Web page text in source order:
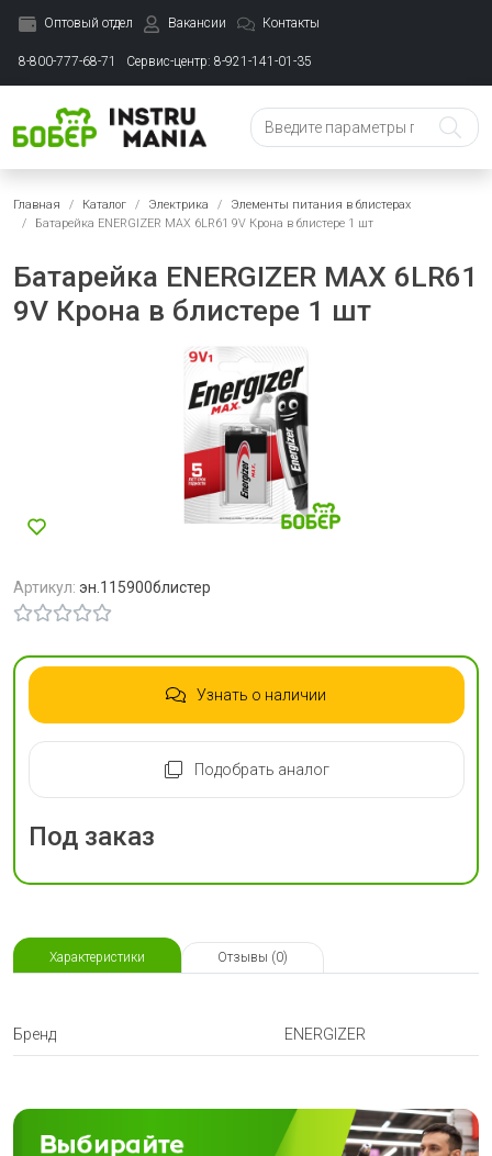
Оптовый отдел Вакансии Контакты
8-800-777-68-71 Сервис-центр: 8-921-141-01-35
Главная Каталог Электрика
Элементы питания в блистерах
Батарейка ENERGIZER MAX 6LR61 9V Крона в блистере 1 шт
Батарейка ENERGIZER MAX 6LR61
9V Крона в блистере 1 шт
Артикул: эн.115900блистер
Узнать о наличии
Подобрать аналог
Под заказ
Характеристики Отзывы (0)
Бренд ENERGIZER